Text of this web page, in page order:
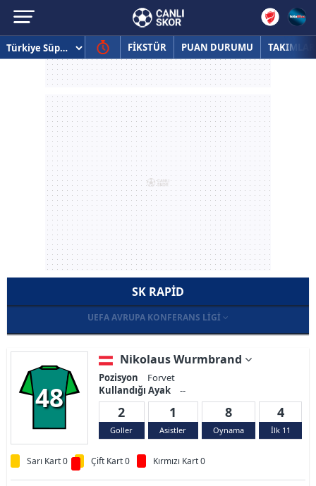
FİKSTÜR PUAN DURUMU TAKIMLAR
SK RAPID
UEFA AVRUPA KONFERANS LIGI
48
Nikolaus Wurmbrand
Pozisyon
Forvet
Kullandığı Ayak
--
2
Goller
1
Asistler
8
Oynama
4
İlk 11
Sarı Kart 0 Çift Kart 0 Kırmızı Kart 0